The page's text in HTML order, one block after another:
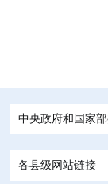
中央政府和国家
各县级网站链接